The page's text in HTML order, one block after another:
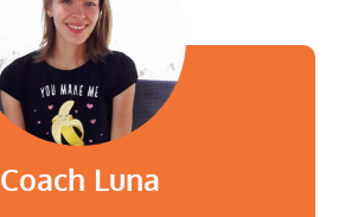
Coach Luna